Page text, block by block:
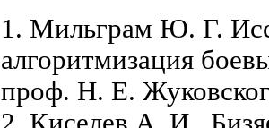
1. Мильграм Ю. Г.
алгоритмизация
проф. Н. Е.